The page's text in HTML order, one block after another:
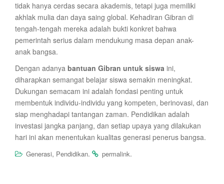
tidak hanya cerdas secara akademis, tetapi juga memiliki
akhlak mulia dan daya saing global. Kehadiran Gibran di
tengah-tengah mereka adalah bukti konkret bahwa
pemerintah serius dalam mendukung masa depan anak-
anak bangsa.
Dengan adanya bantuan Gibran untuk siswa ini,
diharapkan semangat belajar siswa semakin meningkat.
Dukungan semacam ini adalah fondasi penting untuk
membentuk individu-individu yang kompeten, berinovasi, dan
siap menghadapi tantangan zaman. Pendidikan adalah
investasi jangka panjang, dan setiap upaya yang dilakukan
hari ini akan menentukan kualitas generasi penerus bangsa.
Generasi, Pendidikan. permalink.